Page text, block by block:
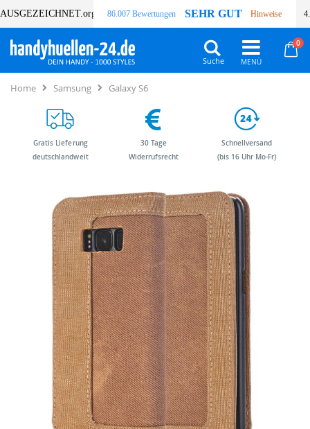
AUSGEZEICHNET.org 86.007 Bewertungen SEHR GUT Hinweise
0
Suche
Home Samsung Galaxy S6
Bildergalerie
Bildergalerie
Gratis Lieferung
deutschlandweit
30 Tage
Widerrufsrecht
Schnellversand
(bis 16 Uhr Mo-Fr)